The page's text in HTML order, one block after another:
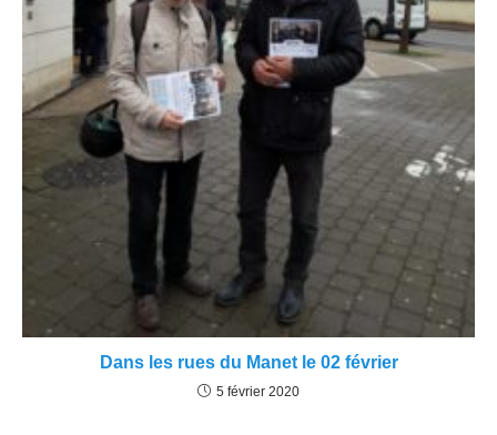
Dans les rues du Manet le 02 février
5 février 2020